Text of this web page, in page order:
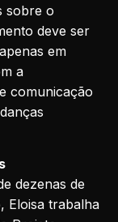
sobre o
deve ser
em
a
comunicação
dezenas de
Eloisa trabalha